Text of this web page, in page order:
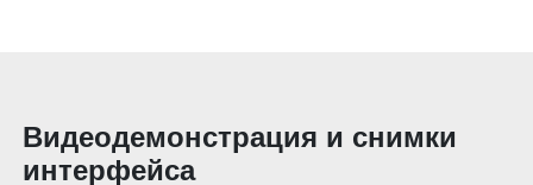
Видеодемонстрация и снимки
интерфейса